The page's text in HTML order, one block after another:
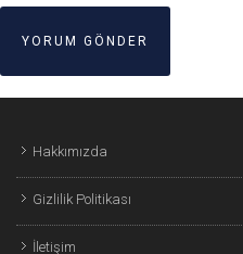
Hakkımızda
Gizlilik Politikası
İletişim